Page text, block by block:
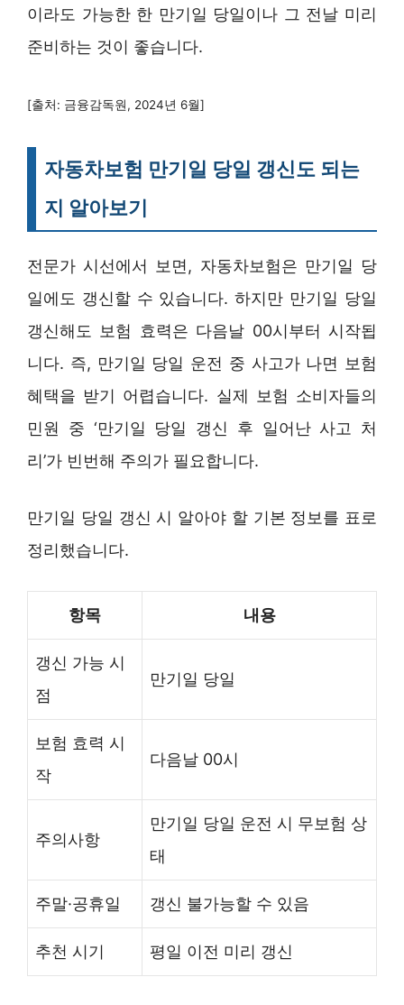
이라도 가능한 한 만기일 당일이나 그 전날 미리
준비하는 것이 좋습니다.
[출처: 금융감독원, 2024년 6월]
자동차보험 만기일 당일 갱신도 되는
지 알아보기
전문가 시선에서 보면, 자동차보험은 만기일 당
일에도 갱신할 수 있습니다. 하지만 만기일 당일
갱신해도 보험 효력은 다음날 00시부터 시작됩
니다. 즉, 만기일 당일 운전 중 사고가 나면 보험
혜택을 받기 어렵습니다. 실제 보험 소비자들의
민원 중 ‘만기일 당일 갱신 후 일어난 사고 처
리’가 빈번해 주의가 필요합니다.
만기일 당일 갱신 시 알아야 할 기본 정보를 표로
정리했습니다.
항목 내용
갱신 가능 시
점
만기일 당일
보험 효력 시
작
다음날 00시
주의사항
만기일 당일 운전 시 무보험 상
태
주말·공휴일 갱신 불가능할 수 있음
추천 시기 평일 이전 미리 갱신